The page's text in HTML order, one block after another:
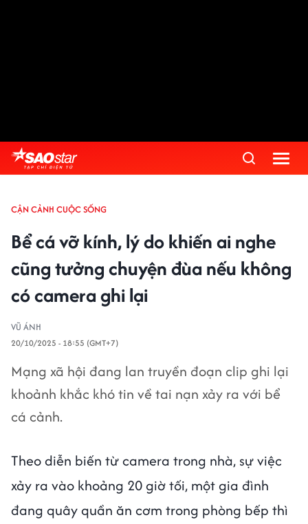
CẬN CẢNH CUỘC SỐNG
Bể cá vỡ kính, lý do khiến ai nghe
cũng tưởng chuyện đùa nếu không
có camera ghi lại
VŨ ÁNH
20/10/2025 - 18:55 (GMT+7)
Mạng xã hội đang lan truyền đoạn clip ghi lại
khoảnh khắc khó tin về tai nạn xảy ra với bể
cá cảnh.
Theo diễn biến từ camera trong nhà, sự việc
xảy ra vào khoảng 20 giờ tối, một gia đình
đang quây quần ăn cơm trong phòng bếp thì